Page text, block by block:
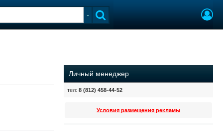
Личный менеджер
тел: 8 (812) 458-44-52
Условия размещения рекламы